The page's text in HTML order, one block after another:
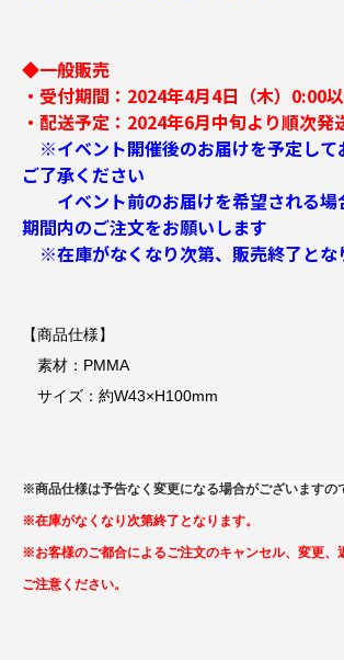
◆一般販売
・受付期間：2024年4月4日（木）0:00
・配送予定：2024年6月中旬より順次発
※イベント開催後のお届けを予定して
ご了承ください
イベント前のお届けを希望される場
期間内のご注文をお願いします
※在庫がなくなり次第、販売終了とな
【商品仕様】
素材：PMMA
サイズ：約W43×H100mm
※商品仕様は予告なく変更になる場合がございますの
※在庫がなくなり次第終了となります。
※お客様のご都合によるご注文のキャンセル、変更、
ご注意ください。